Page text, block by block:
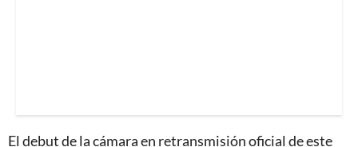
El debut de la cámara en retransmisión oficial de este